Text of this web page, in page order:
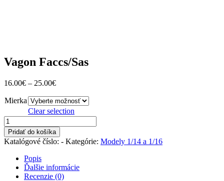
Vagon Faccs/Sas
16.00€ – 25.00€
Mierka
Clear selection
množstvo
Vagon
Faccs/Sas
Pridať do košíka
Katalógové číslo: - Kategórie: Modely 1/14 a 1/16
Popis
Ďalšie informácie
Recenzie (0)